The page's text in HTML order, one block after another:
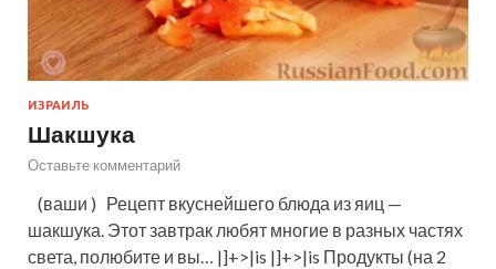
ИЗРАИЛЬ
Шакшука
Оставьте комментарий
(ваши ) Рецепт вкуснейшего блюда из яиц —
шакшука. Этот завтрак любят многие в разных частях
света, полюбите и вы… |]+>|is |]+>|is Продукты (на 2